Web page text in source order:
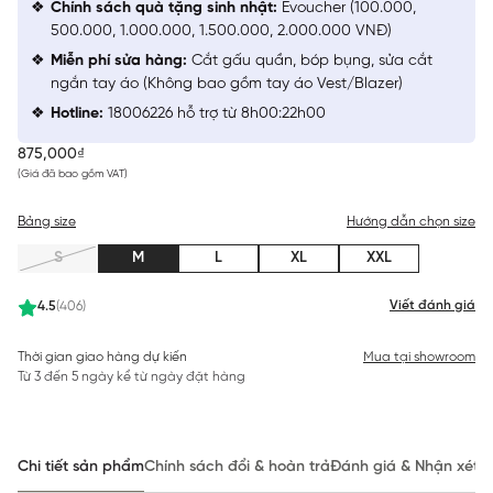
875,000₫
(Giá đã bao gồm VAT)
4.5(406) Viết đánh giá
Bảng size Hướng dẫn chọn size
S M L XL XXL
Thời gian giao hàng dự kiến
Từ 3 đến 5 ngày kể từ ngày đặt hàng
Mua tại showroom
Chính sách quà tặng sinh nhật: Evoucher (100.000,
500.000, 1.000.000, 1.500.000, 2.000.000 VNĐ)
Miễn phí sửa hàng: Cắt gấu quần, bóp bụng, sửa cắt
ngắn tay áo (Không bao gồm tay áo Vest/Blazer)
Hotline: 18006226 hỗ trợ từ 8h00:22h00
Chi tiết sản phẩmChính sách đổi & hoàn trảĐánh giá & Nhận xét